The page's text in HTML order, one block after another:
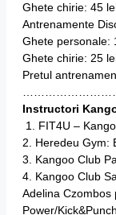
Ghete chirie: 45
Antrenamente
Ghete personale:
Ghete chirie: 25
Pretul
Instructori
1. FIT4U –
2. Heredeu Gym:
3. Kangoo Club
4. Kangoo Club
Adelina Czombos
Power/